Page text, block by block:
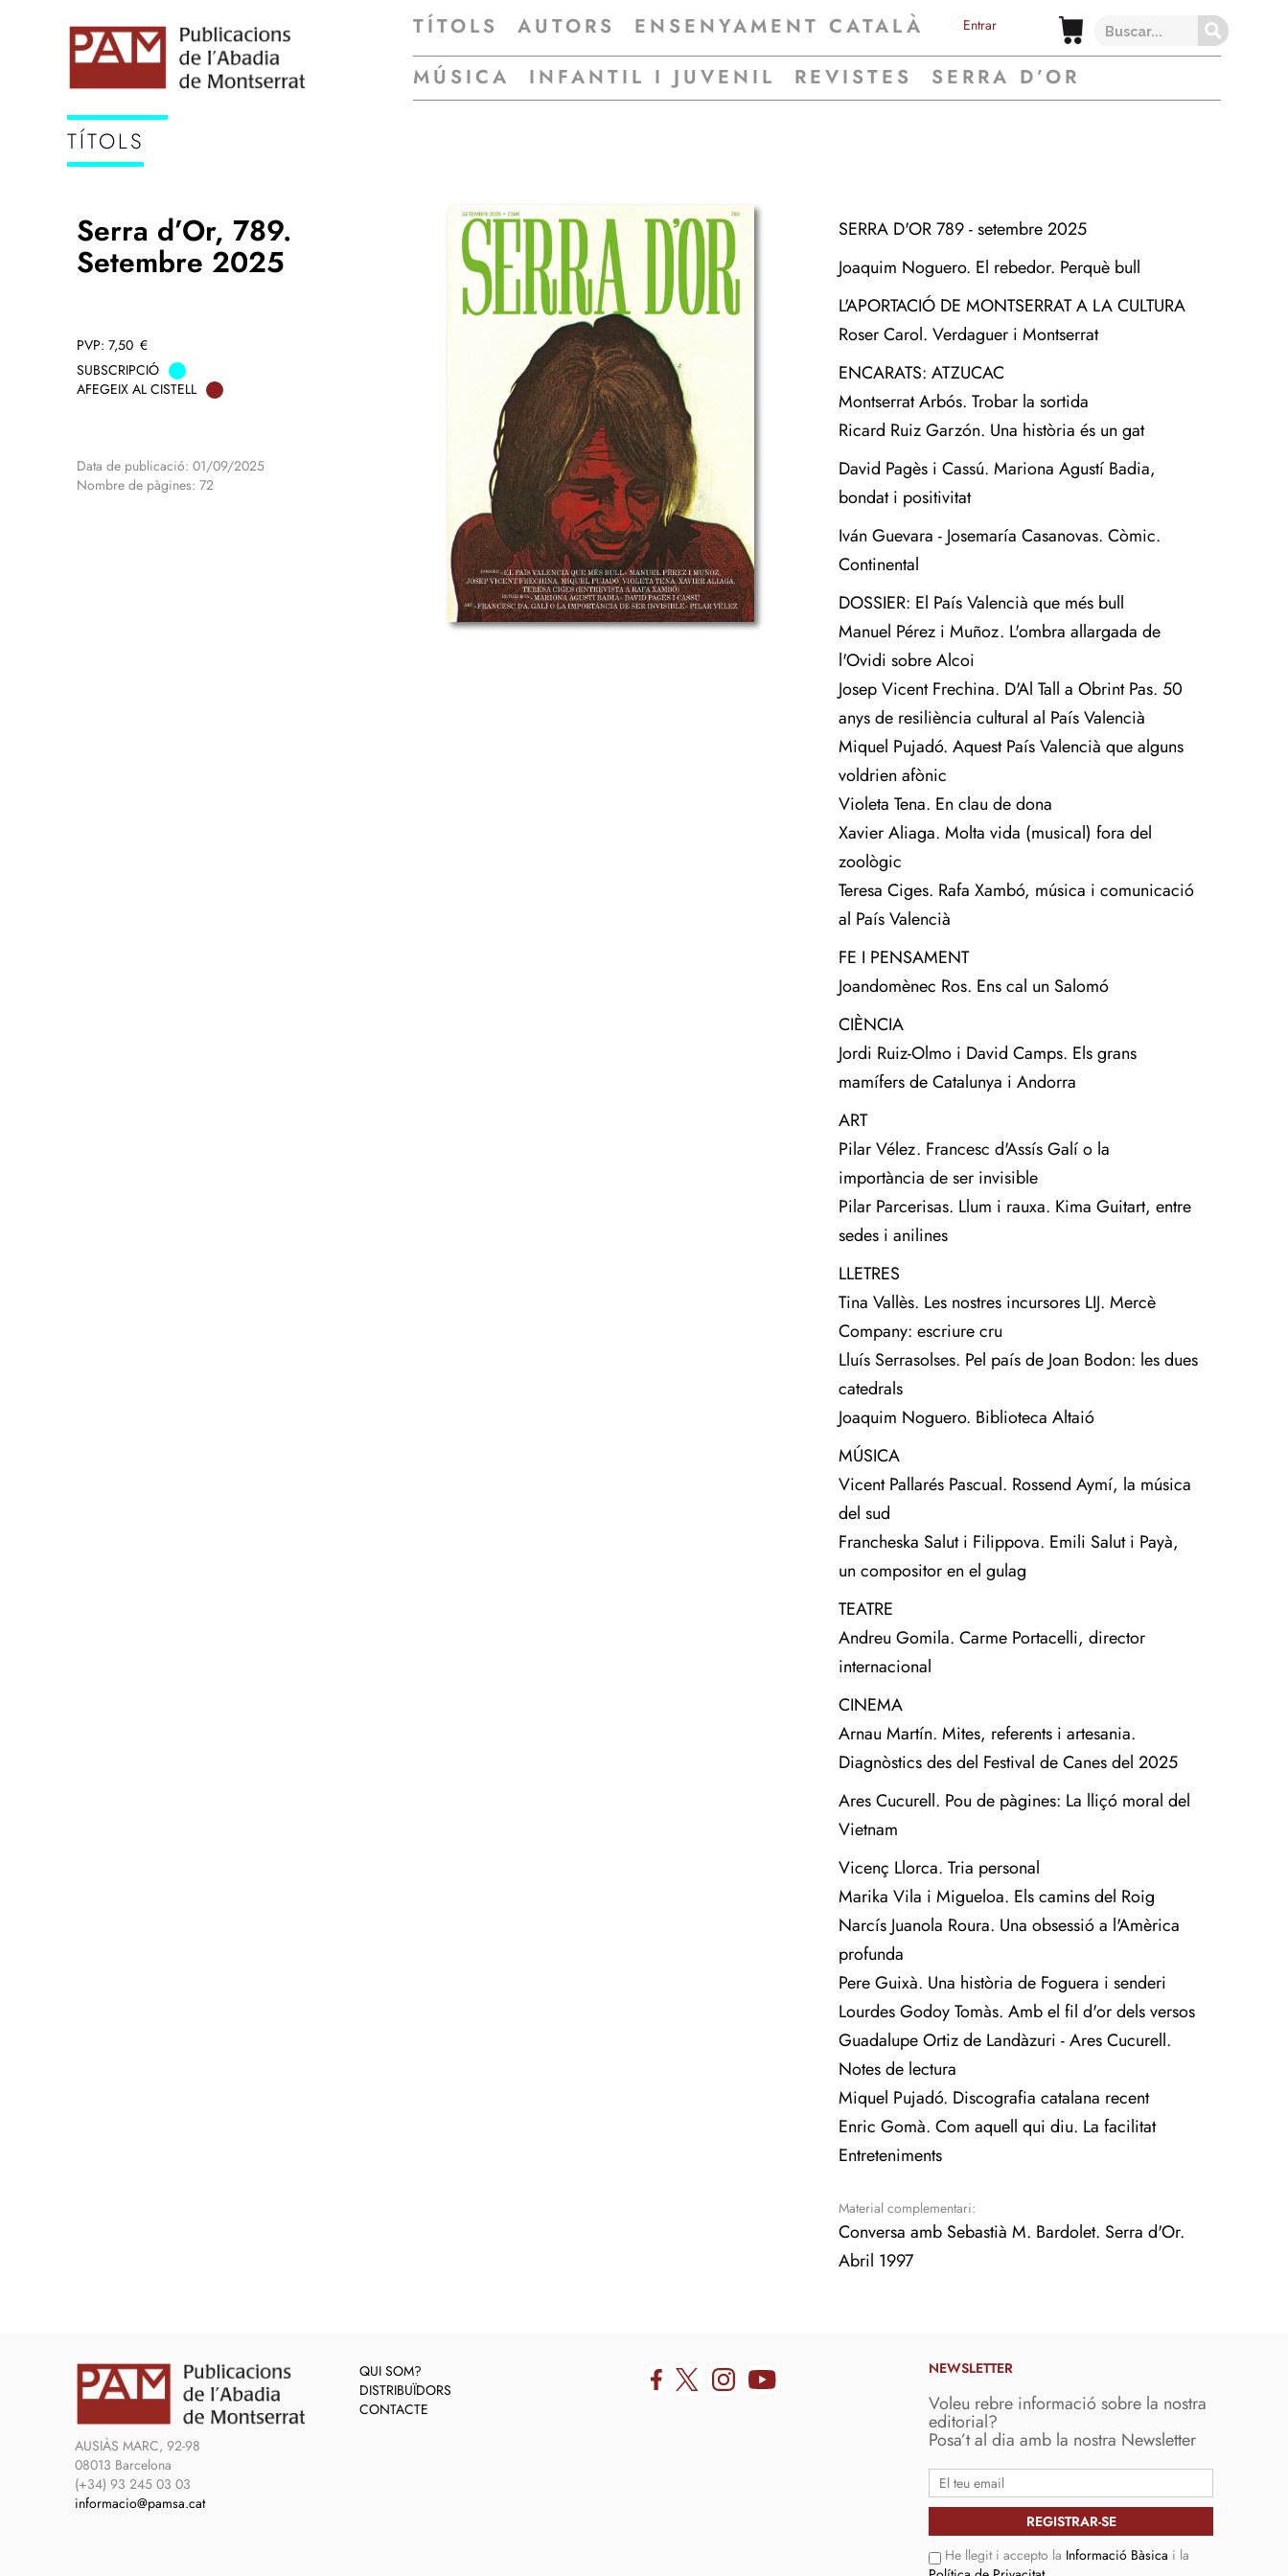
TÍTOLS AUTORS ENSENYAMENT CATALÀ Entrar
MÚSICA INFANTIL I JUVENIL REVISTES SERRA D’OR
TÍTOLS
Serra d’Or, 789.
Setembre 2025
7,50 €
SUBSCRIPCIÓ
AFEGEIX AL CISTELL
Data de publicació: 01/09/2025
Nombre de pàgines: 72
SERRA D'OR 789 - setembre 2025
Joaquim Noguero. El rebedor. Perquè bull
L'APORTACIÓ DE MONTSERRAT A LA CULTURA
Roser Carol. Verdaguer i Montserrat
ENCARATS: ATZUCAC
Montserrat Arbós. Trobar la sortida
Ricard Ruiz Garzón. Una història és un gat
David Pagès i Cassú. Mariona Agustí Badia,
bondat i positivitat
Iván Guevara - Josemaría Casanovas. Còmic.
Continental
DOSSIER: El País Valencià que més bull
Manuel Pérez i Muñoz. L'ombra allargada de
l'Ovidi sobre Alcoi
Josep Vicent Frechina. D'Al Tall a Obrint Pas. 50
anys de resiliència cultural al País Valencià
Miquel Pujadó. Aquest País Valencià que alguns
voldrien afònic
Violeta Tena. En clau de dona
Xavier Aliaga. Molta vida (musical) fora del
zoològic
Teresa Ciges. Rafa Xambó, música i comunicació
al País Valencià
FE I PENSAMENT
Joandomènec Ros. Ens cal un Salomó
CIÈNCIA
Jordi Ruiz-Olmo i David Camps. Els grans
mamífers de Catalunya i Andorra
ART
Pilar Vélez. Francesc d'Assís Galí o la
importància de ser invisible
Pilar Parcerisas. Llum i rauxa. Kima Guitart, entre
sedes i anilines
LLETRES
Tina Vallès. Les nostres incursores LIJ. Mercè
Company: escriure cru
Lluís Serrasolses. Pel país de Joan Bodon: les dues
catedrals
Joaquim Noguero. Biblioteca Altaió
MÚSICA
Vicent Pallarés Pascual. Rossend Aymí, la música
del sud
Francheska Salut i Filippova. Emili Salut i Payà,
un compositor en el gulag
TEATRE
Andreu Gomila. Carme Portacelli, director
internacional
CINEMA
Arnau Martín. Mites, referents i artesania.
Diagnòstics des del Festival de Canes del 2025
Ares Cucurell. Pou de pàgines: La lliçó moral del
Vietnam
Vicenç Llorca. Tria personal
Marika Vila i Migueloa. Els camins del Roig
Narcís Juanola Roura. Una obsessió a l'Amèrica
profunda
Pere Guixà. Una història de Foguera i senderi
Lourdes Godoy Tomàs. Amb el fil d'or dels versos
Guadalupe Ortiz de Landàzuri - Ares Cucurell.
Notes de lectura
Miquel Pujadó. Discografia catalana recent
Enric Gomà. Com aquell qui diu. La facilitat
Entreteniments
Material complementari:
Conversa amb Sebastià M. Bardolet. Serra d'Or.
Abril 1997
AUSIÀS MARC, 92-98
08013 Barcelona
(+34) 93 245 03 03
informacio@pamsa.cat
QUI SOM?
DISTRIBUÏDORS
CONTACTE
NEWSLETTER
Voleu rebre informació sobre la nostra
editorial?
Posa’t al dia amb la nostra Newsletter
He llegit i accepto la Informació Bàsica i la